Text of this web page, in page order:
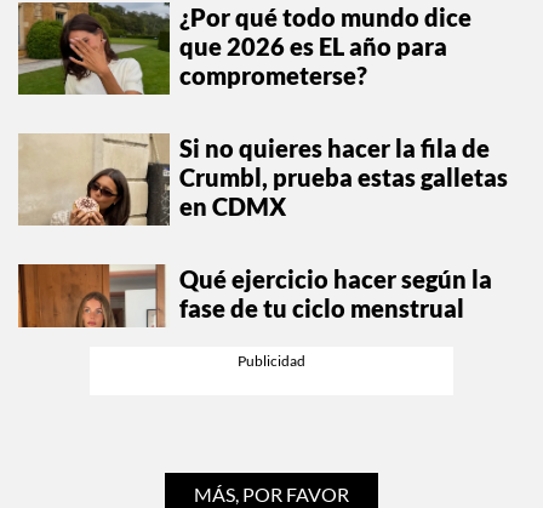
¿Por qué todo mundo dice
que 2026 es EL año para
comprometerse?
Si no quieres hacer la fila de
Crumbl, prueba estas galletas
en CDMX
Qué ejercicio hacer según la
fase de tu ciclo menstrual
MÁS, POR FAVOR